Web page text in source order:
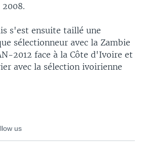
s'est ensuite taillé une
sélectionneur avec la Zambie
2012 face à la Côte d'Ivoire et
avec la sélection ivoirienne
us